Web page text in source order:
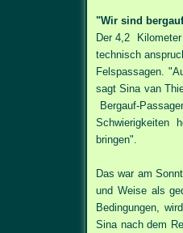
"Wir sind
Der 4,2
technisch
Felspassagen.
sagt Sina van
Bergauf-
Schwierigkeiten
bringen".
Das war am
und Weise als
Bedingungen,
Sina nach dem